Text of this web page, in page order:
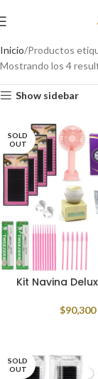
Inicio Productos
Mostrando los 4
Show sidebar
SOLD
OUT
Kit Navina
$90,300
SOLD
OUT